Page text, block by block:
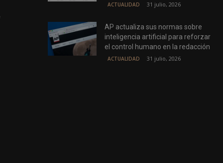
ACTUALIDAD 31 julio, 2026
AP actualiza sus normas sobre
inteligencia artificial para reforzar
el control humano en la redacción
ACTUALIDAD 31 julio, 2026